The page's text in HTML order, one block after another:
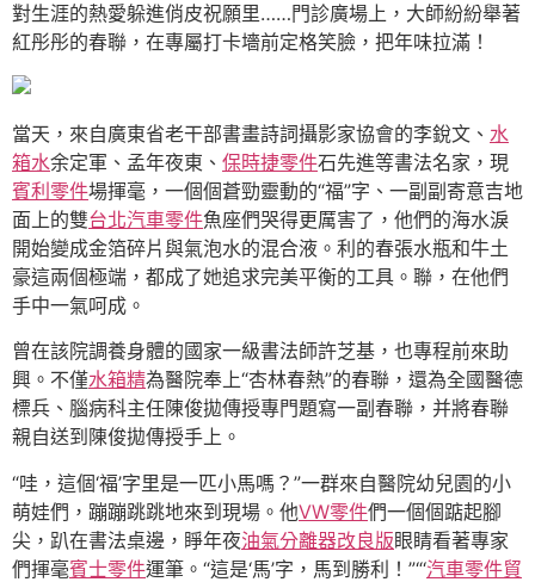
對生涯的熱愛躲進俏皮祝願里……門診廣場上，大師紛紛舉著
紅彤彤的春聯，在專屬打卡墻前定格笑臉，把年味拉滿！
當天，來自廣東省老干部書畫詩詞攝影家協會的李銳文、 水
箱水余定軍、孟年夜東、 保時捷零件石先進等書法名家，現
賓利零件場揮毫，一個個蒼勁靈動的“福”字、一副副寄意吉地
面上的雙台北汽車零件魚座們哭得更厲害了，他們的海水淚
開始變成金箔碎片與氣泡水的混合液。利的春張水瓶和牛土
豪這兩個極端，都成了她追求完美平衡的工具。聯，在他們
手中一氣呵成。
曾在該院調養身體的國家一級書法師許芝基，也專程前來助
興。不僅水箱精為醫院奉上“杏林春熱”的春聯，還為全國醫德
標兵、腦病科主任陳俊拋傳授專門題寫一副春聯，并將春聯
親自送到陳俊拋傳授手上。
“哇，這個‘福’字里是一匹小馬嗎？”一群來自醫院幼兒園的小
萌娃們，蹦蹦跳跳地來到現場。他VW零件們一個個踮起腳
尖，趴在書法桌邊，睜年夜油氣分離器改良版眼睛看著專家
們揮毫賓士零件運筆。“這是‘馬’字，馬到勝利！”“‘汽車零件貿